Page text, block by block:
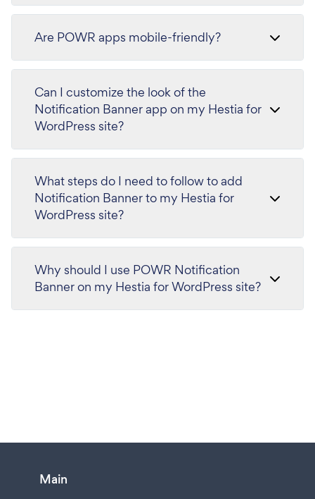
Are POWR apps mobile-friendly?
Can I customize the look of the
Notification Banner app on my Hestia for
WordPress site?
What steps do I need to follow to add
Notification Banner to my Hestia for
WordPress site?
Why should I use POWR Notification
Banner on my Hestia for WordPress site?
Main